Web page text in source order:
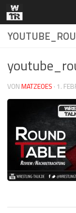
Zum Inhalt
VONMATZEOES · 1.